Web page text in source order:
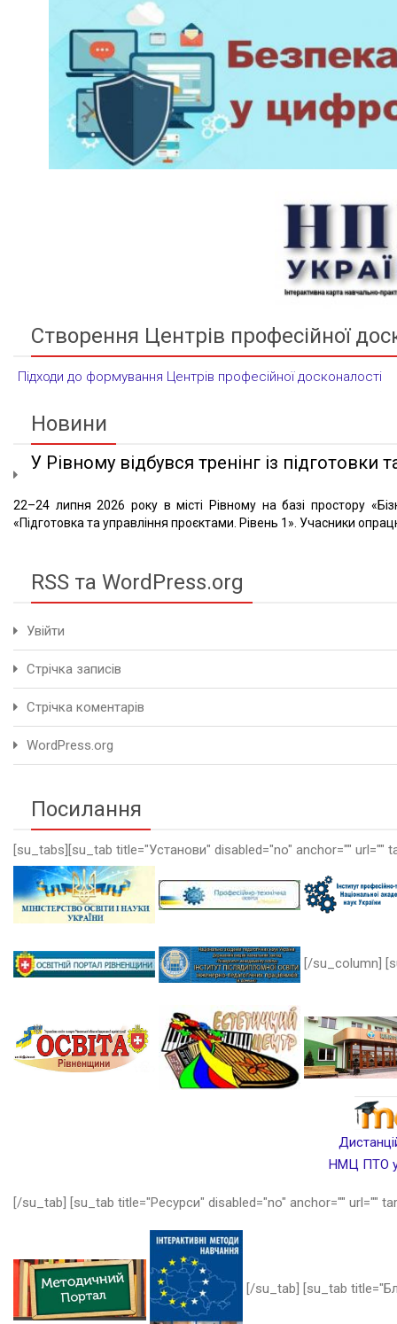
Створення Центрів професійної
Підходи до формування Центрів професійної досконалості
Новини
У Рівному відбувся тренінг із підготовки
22–24 липня 2026 року в місті Рівному на базі простору
«Підготовка та управління проєктами. Рівень 1». Учасники
RSS та WordPress.org
Увійти
Стрічка записів
Стрічка коментарів
WordPress.org
Посилання
[su_tabs][su_tab title="Установи" disabled="no" anchor=""
[/su_column]
НМЦ ПТО у
[/su_tab] [su_tab title="Ресурси" disabled="no" anchor="" url=""
[/su_tab] [su_tab